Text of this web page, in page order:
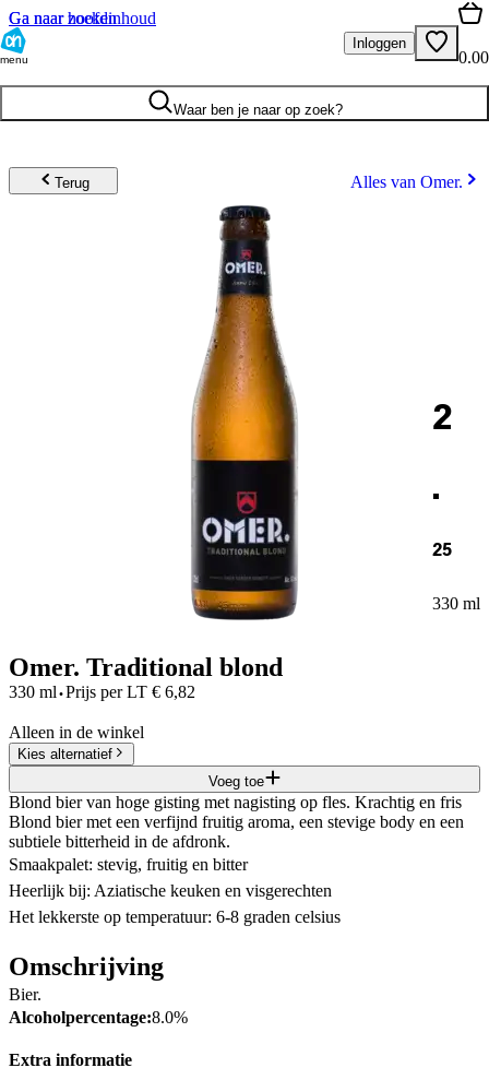
Ga naar hoofdinhoud
Ga naar zoeken
menu
Inloggen
0.00
Waar ben je naar op zoek?
Terug Alles van Omer.
2
.
25
330 ml
Omer. Traditional blond
330 ml·Prijs per LT € 6,82
Alleen in de winkel
Kies alternatief
Voeg toe
Blond bier van hoge gisting met nagisting op fles. Krachtig en fris
Blond bier met een verfijnd fruitig aroma, een stevige body en een
subtiele bitterheid in de afdronk.
Smaakpalet: stevig, fruitig en bitter
Heerlijk bij: Aziatische keuken en visgerechten
Het lekkerste op temperatuur: 6-8 graden celsius
Omschrijving
Bier.
Alcoholpercentage:8.0%
Extra informatie